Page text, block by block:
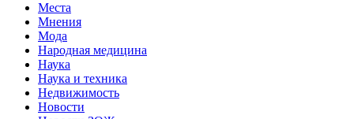
Места
Мнения
Мода
Народная медицина
Наука
Наука и техника
Недвижимость
Новости